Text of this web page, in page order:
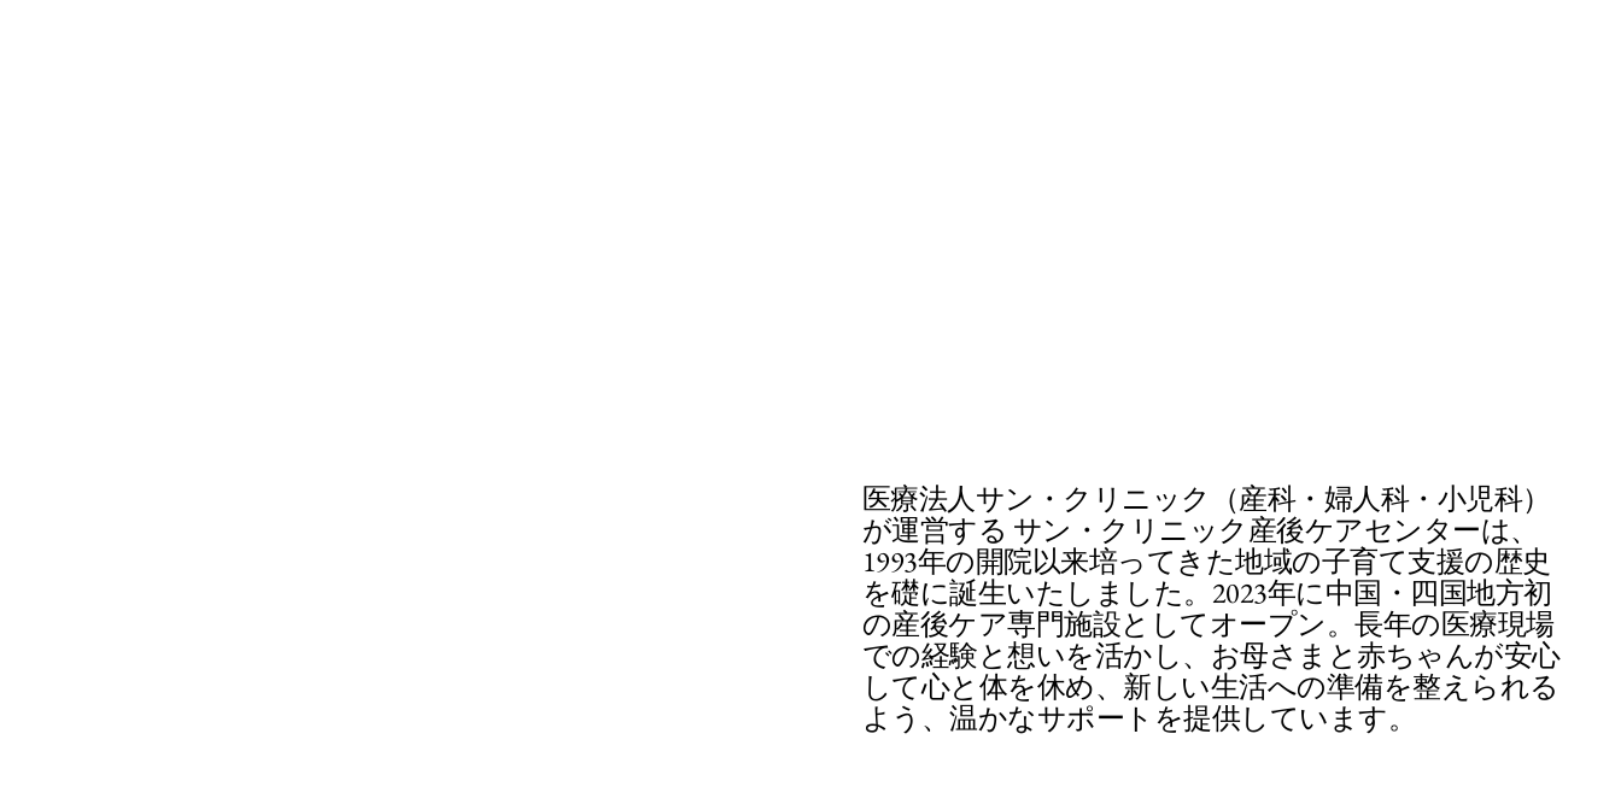
医療法人サン・クリニック（産科・婦人科・小児科）
が運営する サン・クリニック産後ケアセンターは、
1993年の開院以来培ってきた地域の子育て支援の歴史
を礎に誕生いたしました。2023年に中国・四国地方初
の産後ケア専門施設としてオープン。長年の医療現場
での経験と想いを活かし、お母さまと赤ちゃんが安心
して心と体を休め、新しい生活への準備を整えられる
よう、温かなサポートを提供しています。